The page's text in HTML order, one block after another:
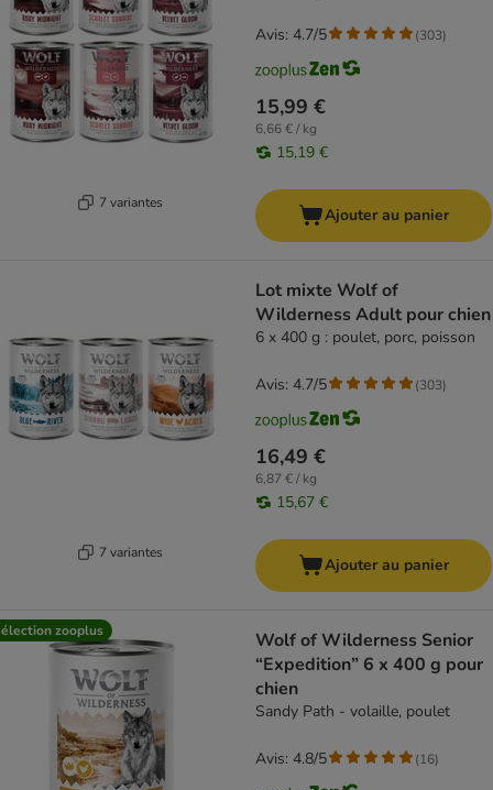
7 variantes
15,99 €
6,66 € / kg
15,19 €
Avis: 4.7/5 (303)
Ajouter au panier
7 variantes
Lot mixte Wolf of
Wilderness Adult pour chien
6 x 400 g : poulet, porc, poisson
16,49 €
6,87 € / kg
15,67 €
Avis: 4.7/5 (303)
Ajouter au panier
zooplus
Wolf of Wilderness Senior
“Expedition” 6 x 400 g pour
chien
Sandy Path - volaille, poulet
Avis: 4.8/5 (16)